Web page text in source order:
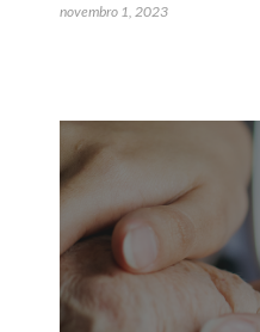
novembro 1, 2023